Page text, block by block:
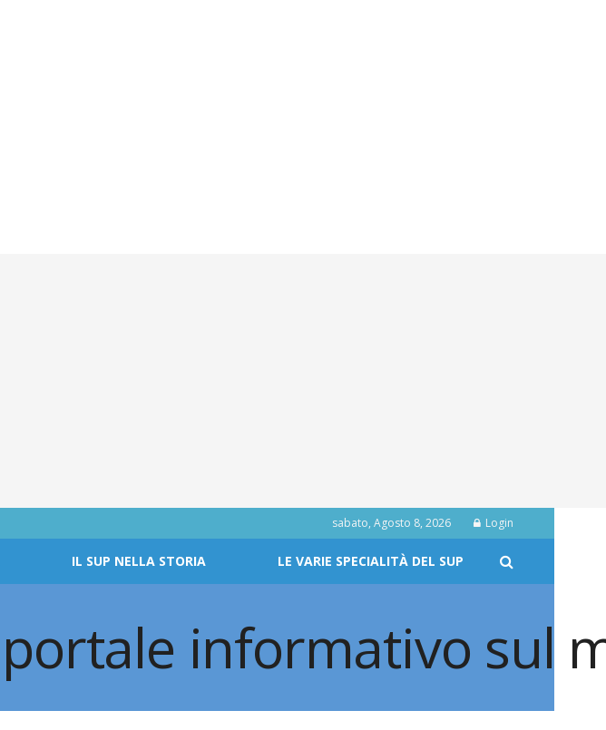
sabato, Agosto 8, 2026 Login
IL SUP NELLA STORIA LE VARIE SPECIALITÀ DEL SUP